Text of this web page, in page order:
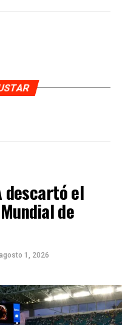
descartó el
de
agosto 1, 2026